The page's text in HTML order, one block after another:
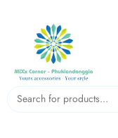
content